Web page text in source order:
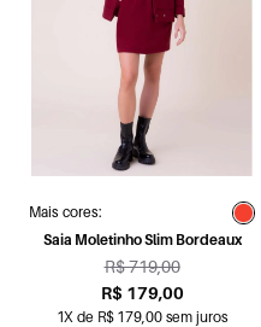
Mais cores:
Saia Moletinho Slim Bordeaux
R$ 719,00
R$ 179,00
1X de R$ 179,00 sem juros